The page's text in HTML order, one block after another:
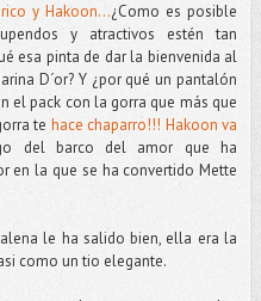
y Hakoon...¿Como es posible
y atractivos estén tan
esa pinta de dar la bienvenida al
D´or? Y ¿por qué un pantalón
el pack con la gorra que más que
te hace chaparro!!! Hakoon va
del barco del amor que ha
en la que se ha convertido Mette
le ha salido bien, ella era la
como un tio elegante.